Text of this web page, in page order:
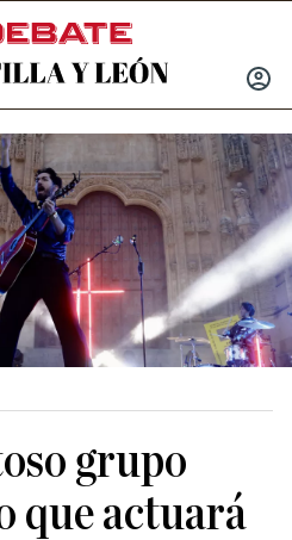
INICIAR
grupo
que actuará